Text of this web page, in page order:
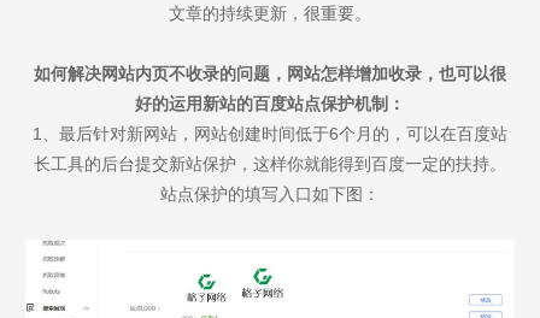
文章的持续更新，很重要。
如何解决网站内页不收录的问题，网站怎样增加收录，也可以很
好的运用新站的百度站点保护机制 ：
1、最后针对新网站，网站创建时间低于6个月的，可以在百度站
长工具的后台提交新站保护，这样你就能得到百度一定的扶持。
站点保护的填写入口如下图：
不怕就请留下您的需求及联系方式，我们会第一时间送上问候的。